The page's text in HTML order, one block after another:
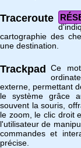
Traceroute
cartographie des
une destination.
Trackpad Ce
externe, permettant
le système grâce
souvent la souris,
le zoom, le clic droit
l'utilisateur de
commandes et
précise.